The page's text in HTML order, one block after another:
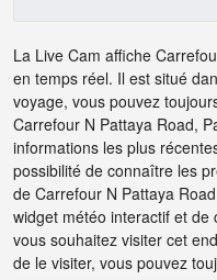
La Live Cam affiche
en temps réel. Il est situé
voyage, vous pouvez
Carrefour N Pattaya Road,
informations les plus
possibilité de connaître les
de Carrefour N Pattaya
widget météo interactif et
vous souhaitez visiter cet
de le visiter, vous pouvez